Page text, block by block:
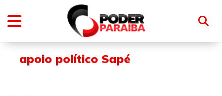
apoio político Sapé